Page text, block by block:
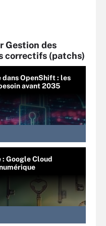
Gestion des
correctifs (patchs)
OpenShift : les
avant 2035
Google Cloud